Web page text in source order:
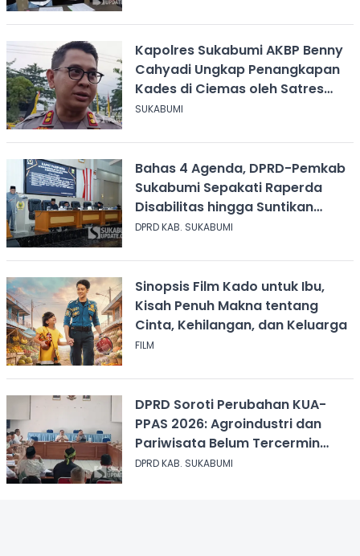
Kapolres Sukabumi AKBP Benny
Cahyadi Ungkap Penangkapan
Kades di Ciemas oleh Satres
Narkoba
SUKABUMI
Bahas 4 Agenda, DPRD-Pemkab
Sukabumi Sepakati Raperda
Disabilitas hingga Suntikan
Modal Perum Pesona Wisata
DPRD KAB. SUKABUMI
Sinopsis Film Kado untuk Ibu,
Kisah Penuh Makna tentang
Cinta, Kehilangan, dan Keluarga
FILM
DPRD Soroti Perubahan KUA-
PPAS 2026: Agroindustri dan
Pariwisata Belum Tercermin
dalam Anggaran
DPRD KAB. SUKABUMI